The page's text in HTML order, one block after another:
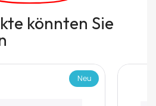
könnten Sie
Neu